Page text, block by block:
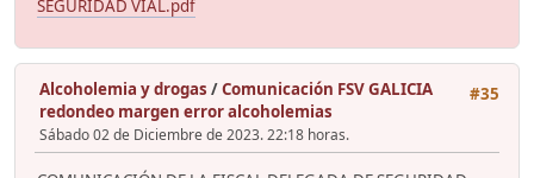
SEGURIDAD VIAL.pdf
#35
Alcoholemia y drogas /Comunicación FSV GALICIA
redondeo margen error alcoholemias
Sábado 02 de Diciembre de 2023. 22:18 horas.